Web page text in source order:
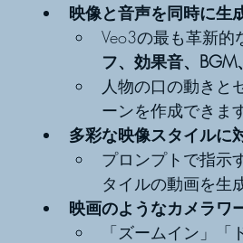
映像と音声を同時に生
Veo3の最も革新
フ、効果音、BGM
人物の口の動きと
ーンを作成できます
多彩な映像スタイルに
プロンプトで指示
タイルの動画を生
映画のようなカメラワ
「ズームイン」